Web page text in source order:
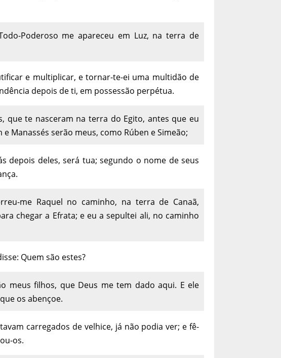
Poderoso me apareceu em Luz, na terra de
e multiplicar, e tornar-te-ei uma multidão de
depois de ti, em possessão perpétua.
que te nasceram na terra do Egito, antes que eu
Manassés serão meus, como Rúben e Simeão;
depois deles, será tua; segundo o nome de seus
me Raquel no caminho, na terra de Canaã,
chegar a Efrata; e eu a sepultei ali, no caminho
Quem são estes?
meus filhos, que Deus me tem dado aqui. E ele
os abençoe.
carregados de velhice, já não podia ver; e fê-
os.